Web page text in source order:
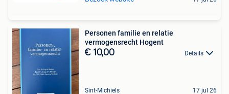
Personen familie en relatie
vermogensrecht Hogent
€ 10,00 Details
Sint-Michiels 17 jul 26